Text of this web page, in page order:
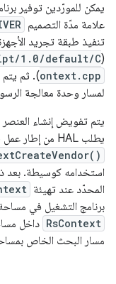
علامة مدّة التصميم
(
1.0/default/C
ontext.cpp). ثم يتم
لمسار وحدة معالجة
يتم تفويض إنشاء العنصر
يطلب HAL من إطار عمل RS معاودة الاتصال باستخدام الدالة
المحدّد عند تهيئة
برنامج التشغيل في
RsContext داخل
مسار البحث الخاص